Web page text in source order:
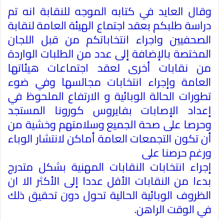
وقال العايد في كتابه الموجه للنقابة انه تم
دراسة طلبكم بعقد اجتماع الهيئة العامة لنقابة
الصحفيين واجراء انتخاباتكم من قبل اللجان
المختصة بالإضافة إلى عدد من الطلبات الواردة
من نقابات أخرى لعقد اجتماعات هيئاتها
العامة وإجراء انتخابات مجالسها وفي ضوء
تطورات الحالة الوبائية و الارتفاع الملحوظ في
إعداد الإصابات بفايروس كورونا المستجد
وحرصا على صحة الجميع وسلامتهم وخشية من
أن تكون التجمعات العامة أماكن لانتشار الوباء
ورغم حرصنا على
إجراء انتخابات النقابات المهنية بشكل متدرج
بدءا من النقابات الأقل عددا إلى الأكثر الا ان
الظروف الوبائية الحالية تحول دون تحقيق ذلك
في الوقت الراهن.